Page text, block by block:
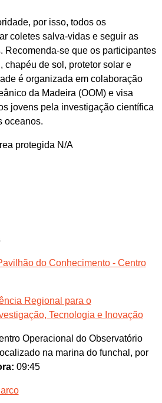
por isso, todos os
coletes salva-vidas e seguir as
Recomenda-se que os participantes
chapéu de sol, protetor solar e
é organizada em colaboração
da Madeira (OOM) e visa
jovens pela investigação científica
oceanos.
protegida N/A
do Conhecimento - Centro
Regional para o
Tecnologia e Inovação
Operacional do Observatório
na marina do funchal, por
09:45